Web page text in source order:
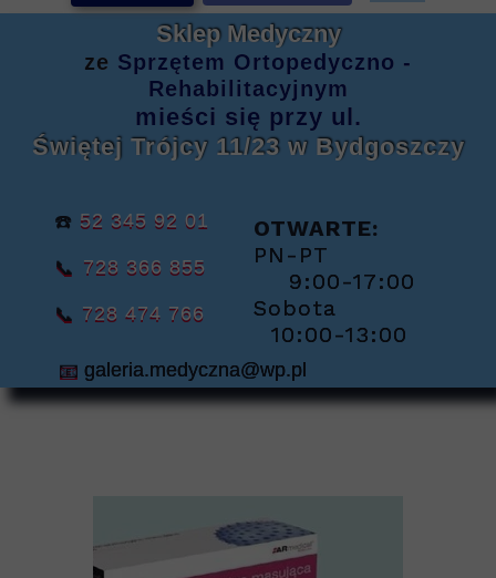
📧 galeria.medyczna@wp.pl
☎️ 52 345 92 01
📞 728 366 855
📞 728 474 766
OTWARTE:
PN-PT
9:00-17:00
Sobota
10:00-13:00
Sklep Medyczny
ze Sprzętem Ortopedyczno -
Rehabilitacyjnym
mieści się przy ul.
Świętej Trójcy 11/23 w Bydgoszczy